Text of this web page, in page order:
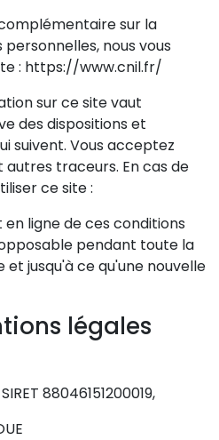
sur la
nous vous
: https://www.cnil.fr/
sur ce site vaut
des dispositions et
suivent. Vous acceptez
traceurs. En cas de
ce site :
ligne de ces conditions
pendant toute la
et jusqu'à ce qu'une nouvelle
légales
88046151200019,